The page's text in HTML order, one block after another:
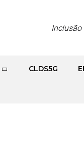
CLDS5G